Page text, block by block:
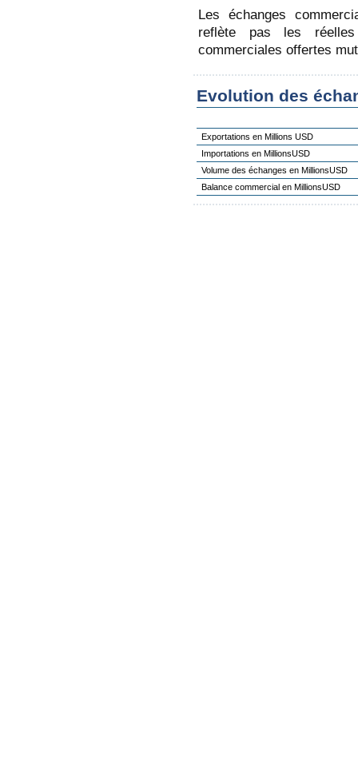
Les échanges
reflète pas les
commerciales offertes
Evolution des
Exportations en Millions USD
Importations en MillionsUSD
Volume des échanges en MillionsUSD
Balance commercial en MillionsUSD